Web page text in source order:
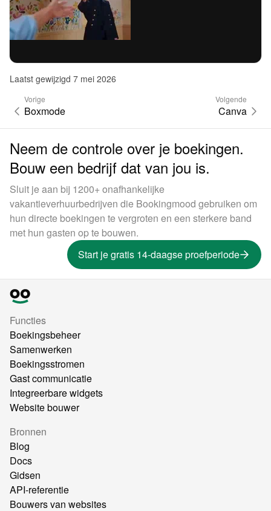
Laatst gewijzigd 7 mei 2026
Vorige
Boxmode
Volgende
Canva
Neem de controle over je boekingen.
Bouw een bedrijf dat van jou is.
Sluit je aan bij 1200+ onafhankelijke
vakantieverhuurbedrijven die Bookingmood gebruiken om
hun directe boekingen te vergroten en een sterkere band
met hun gasten op te bouwen.
Start je gratis 14-daagse proefperiode
Functies
Boekingsbeheer
Samenwerken
Boekingsstromen
Gast communicatie
Integreerbare widgets
Website bouwer
Bronnen
Blog
Docs
Gidsen
API-referentie
Bouwers van websites